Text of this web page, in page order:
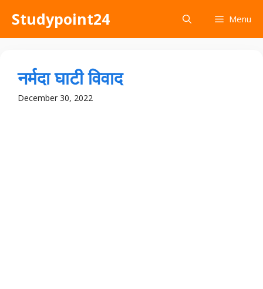
content
Studypoint24 Menu
नर्मदा घाटी विवाद
December 30, 2022